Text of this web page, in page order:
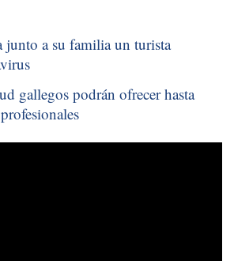
junto a su familia un turista
gallegos podrán ofrecer hasta